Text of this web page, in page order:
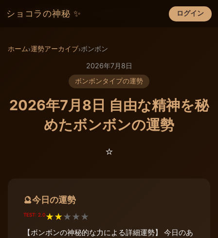
ショコラの神秘 ✨ ログイン
×
ホーム›運勢アーカイブ›ボンボン
2026年7月8日
ボンボンタイプの運勢
2026年7月8日 自由な精神を秘
めたボンボンの運勢
⭐️
🔮今日の運勢
TEST: 2.0★★★★★
【ボンボンの神秘的な力による詳細運勢】 今日のあ